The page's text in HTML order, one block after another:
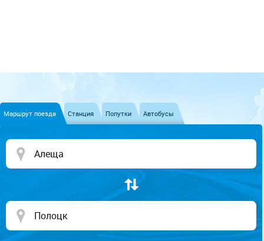
Маршрут поезда Станция Попутки Автобусы